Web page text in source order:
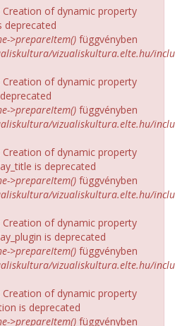
Creation of dynamic property
deprecated
>prepareItem() függvényben
vizualiskultura.elte.hu/
Creation of dynamic property
>prepareItem() függvényben
vizualiskultura.elte.hu/
Creation of dynamic property
is deprecated
>prepareItem() függvényben
vizualiskultura.elte.hu/
Creation of dynamic property
is deprecated
>prepareItem() függvényben
vizualiskultura.elte.hu/
Creation of dynamic property
is deprecated
>prepareItem() függvényben